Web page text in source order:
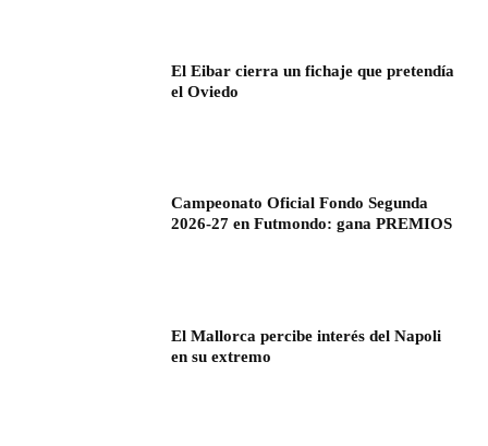
El Eibar cierra un fichaje que pretendía
el Oviedo
Campeonato Oficial Fondo Segunda
2026-27 en Futmondo: gana PREMIOS
El Mallorca percibe interés del Napoli
en su extremo